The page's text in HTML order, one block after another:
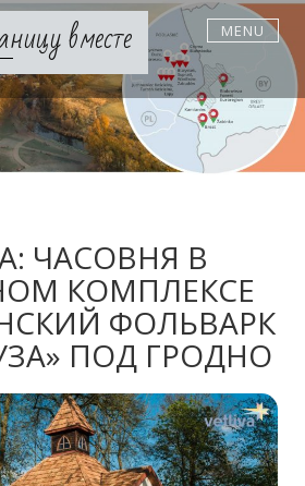
вместе MENU
ЧАСОВНЯ В
КОМПЛЕКСЕ
ФОЛЬВАРК
ПОД ГРОДНО